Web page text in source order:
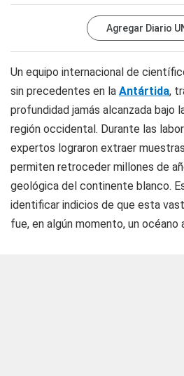
Agregar Diario
Un equipo internacional de
sin precedentes en la Antártida,
profundidad jamás alcanzada bajo
región occidental. Durante las
expertos lograron extraer
permiten retroceder millones de
geológica del continente blanco.
identificar indicios de que esta
fue, en algún momento, un océano